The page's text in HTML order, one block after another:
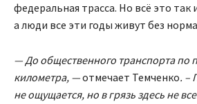
федеральная трасса. Но всё это так
а люди все эти годы живут без
— До общественного транспорта по
километра, —отмечает Темченко. –
не ощущается, но в грязь здесь не